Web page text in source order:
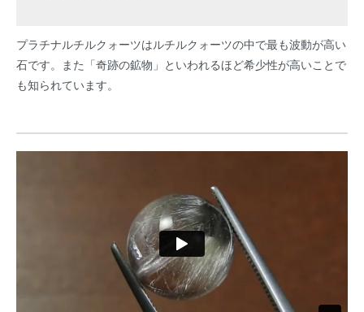
プラチナルチルクォーツはルチルクォーツの中で最も波動が高い
石です。また「奇跡の鉱物」といわれるほど希少性が高いことで
も知られています。